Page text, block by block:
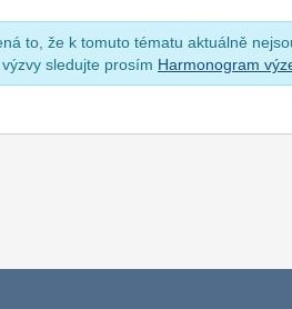
to, že k tomuto tématu aktuálně
sledujte prosím Harmonogram